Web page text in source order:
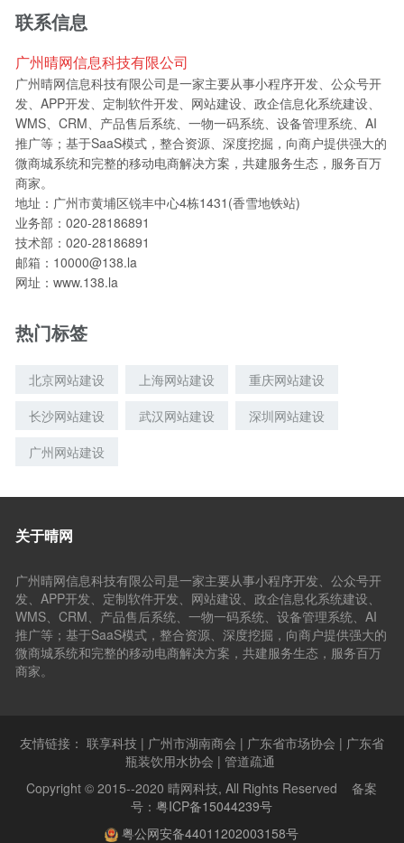
联系信息
广州晴网信息科技有限公司
广州晴网信息科技有限公司是一家主要从事小程序开发、公众号开
发、APP开发、定制软件开发、网站建设、政企信息化系统建设、
WMS、CRM、产品售后系统、一物一码系统、设备管理系统、AI
推广等；基于SaaS模式，整合资源、深度挖掘，向商户提供强大的
微商城系统和完整的移动电商解决方案，共建服务生态，服务百万
商家。
地址：广州市黄埔区锐丰中心4栋1431(香雪地铁站)
业务部：020-28186891
技术部：020-28186891
邮箱：10000@138.la
网址：www.138.la
热门标签
北京网站建设 上海网站建设
重庆网站建设
长沙网站建设
武汉网站建设
深圳网站建设
广州网站建设
关于晴网
广州晴网信息科技有限公司是一家主要从事小程序开发、公众号开
发、APP开发、定制软件开发、网站建设、政企信息化系统建设、
WMS、CRM、产品售后系统、一物一码系统、设备管理系统、AI
推广等；基于SaaS模式，整合资源、深度挖掘，向商户提供强大的
微商城系统和完整的移动电商解决方案，共建服务生态，服务百万
商家。
友情链接： 联享科技 | 广州市湖南商会 | 广东省市场协会 | 广东省
瓶装饮用水协会 | 管道疏通
Copyright © 2015--2020 晴网科技, All Rights Reserved 备案
号：粤ICP备15044239号
粤公网安备44011202003158号